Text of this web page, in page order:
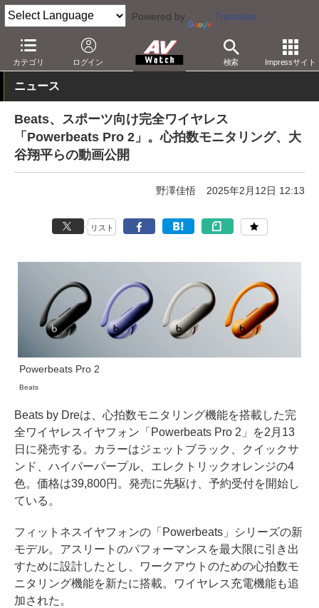
Powered by Translate
カテゴリ ログイン 検索 Impressサイト
AV Watch 製品 ヘッドフォン Beats
ニュース
Beats、スポーツ向け完全ワイヤレス
「Powerbeats Pro 2」。心拍数モニタリング、大
谷翔平らの動画公開
野澤佳悟 2025年2月12日 12:13
リスト
Powerbeats Pro 2
Beats
Beats by Dreは、心拍数モニタリング機能を搭載した完
全ワイヤレスイヤフォン「Powerbeats Pro 2」を2月13
日に発売する。カラーはジェットブラック、クイックサ
ンド、ハイパーパープル、エレクトリックオレンジの4
色。価格は39,800円。発売に先駆け、予約受付を開始し
ている。
フィットネスイヤフォンの「Powerbeats」シリーズの新
モデル。アスリートのパフォーマンスを最大限に引き出
すために設計したとし、ワークアウトのための心拍数モ
ニタリング機能を新たに搭載。ワイヤレス充電機能も追
加された。